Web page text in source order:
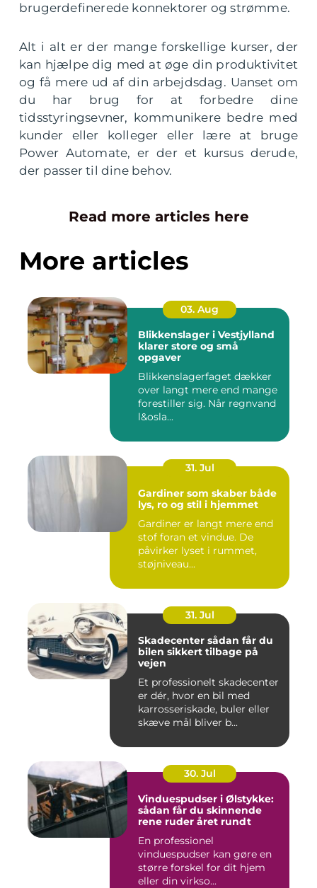
brugerdefinerede konnektorer og strømme.
Alt i alt er der mange forskellige kurser, der
kan hjælpe dig med at øge din produktivitet
og få mere ud af din arbejdsdag. Uanset om
du har brug for at forbedre dine
tidsstyringsevner, kommunikere bedre med
kunder eller kolleger eller lære at bruge
Power Automate, er der et kursus derude,
der passer til dine behov.
Read more articles here
More articles
03. Aug
Blikkenslager i Vestjylland
klarer store og små
opgaver
Blikkenslagerfaget dækker
over langt mere end mange
forestiller sig. Når regnvand
l&osla...
31. Jul
Gardiner som skaber både
lys, ro og stil i hjemmet
Gardiner er langt mere end
stof foran et vindue. De
påvirker lyset i rummet,
støjniveau...
31. Jul
Skadecenter sådan får du
bilen sikkert tilbage på
vejen
Et professionelt skadecenter
er dér, hvor en bil med
karrosseriskade, buler eller
skæve mål bliver b...
30. Jul
Vinduespudser i Ølstykke:
sådan får du skinnende
rene ruder året rundt
En professionel
vinduespudser kan gøre en
større forskel for dit hjem
eller din virkso...